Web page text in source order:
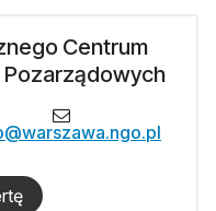
Centrum
Pozarządowych